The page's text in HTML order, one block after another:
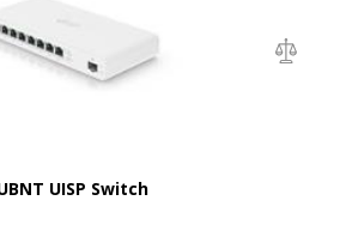
UISP Switch